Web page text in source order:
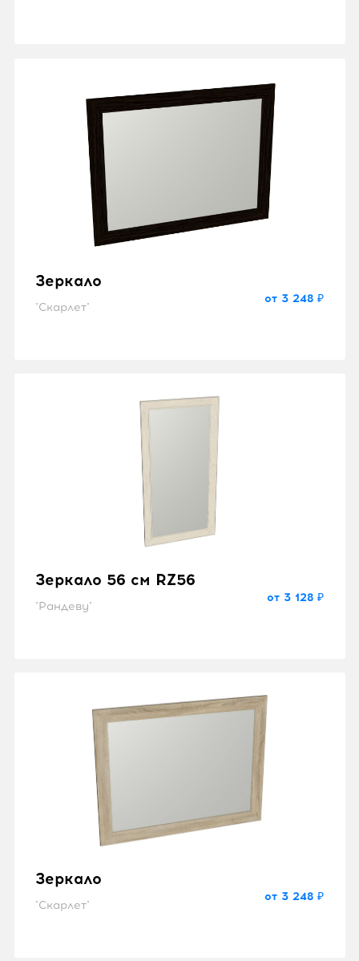
Зеркало
"Скарлет"
от 3 248 ₽
Зеркало 56 см RZ56
"Рандеву"
от 3 128 ₽
Зеркало
"Скарлет"
от 3 248 ₽